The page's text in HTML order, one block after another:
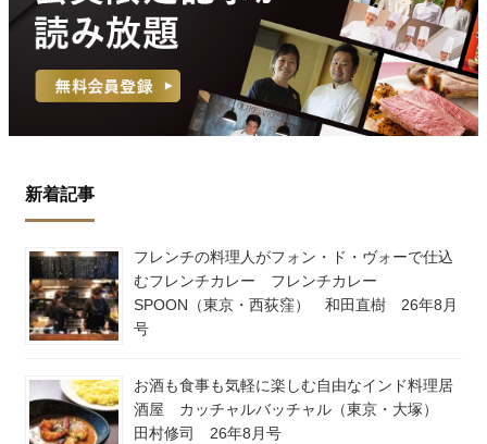
新着記事
フレンチの料理人がフォン・ド・ヴォーで仕込
むフレンチカレー フレンチカレー
SPOON（東京・西荻窪） 和田直樹 26年8月
号
お酒も食事も気軽に楽しむ自由なインド料理居
酒屋 カッチャルバッチャル（東京・大塚）
田村修司 26年8月号